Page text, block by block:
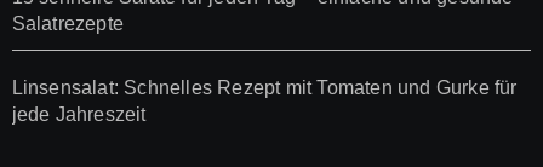
Salatrezepte
Linsensalat: Schnelles Rezept mit Tomaten und Gurke für
jede Jahreszeit